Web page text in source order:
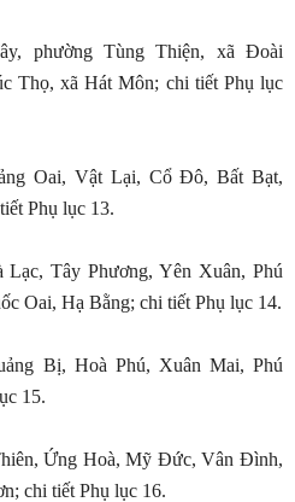
phường Tùng Thiện, xã Đoài
Thọ, xã Hát Môn; chi tiết Phụ lục
Oai, Vật Lại, Cổ Đô, Bất Bạt,
Phụ lục 13.
Tây Phương, Yên Xuân, Phú
Oai, Hạ Bằng; chi tiết Phụ lục 14.
Bị, Hoà Phú, Xuân Mai, Phú
15.
Ứng Hoà, Mỹ Đức, Vân Đình,
chi tiết Phụ lục 16.